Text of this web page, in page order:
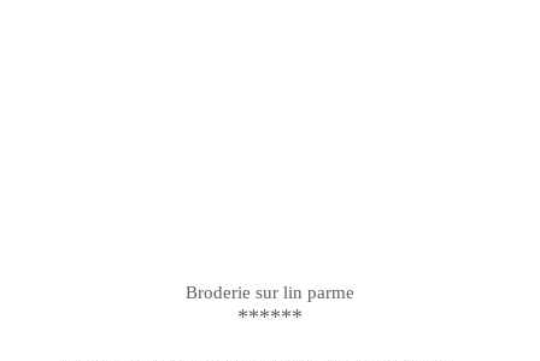
Broderie sur lin parme
******